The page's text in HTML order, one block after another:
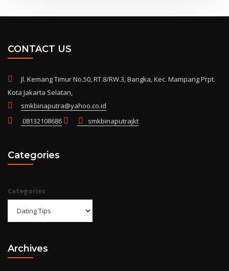
CONTACT US
Jl. Kemang Timur No.50, RT.8/RW.3, Bangka, Kec. Mampang Prpt.
Kota Jakarta Selatan,
smkbinaputra@yahoo.co.id
08132108686
smkbinaputrajkt
Categories
Categories
Archives